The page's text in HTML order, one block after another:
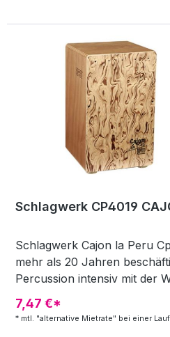
Schlagwerk CP4019
Schlagwerk Cajon la Peru
mehr als 20 Jahren
Percussion intensiv mit der
Cajones. Das ehemalige
Südamerika wurde durch
7,47 €*
* mtl. "alternative Mietrate" bei einer